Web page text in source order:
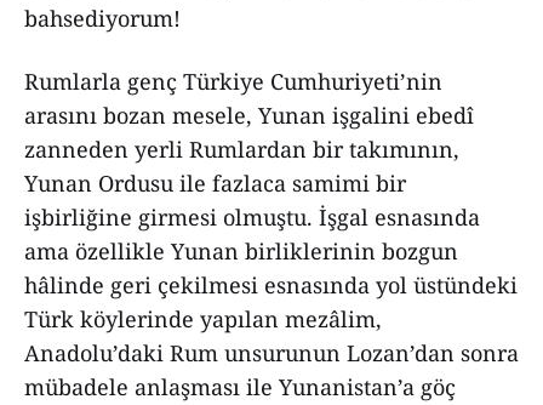
bahsediyorum!
Rumlarla genç Türkiye Cumhuriyeti’nin
arasını bozan mesele, Yunan işgalini ebedî
zanneden yerli Rumlardan bir takımının,
Yunan Ordusu ile fazlaca samimi bir
işbirliğine girmesi olmuştu. İşgal esnasında
ama özellikle Yunan birliklerinin bozgun
hâlinde geri çekilmesi esnasında yol üstündeki
Türk köylerinde yapılan mezâlim,
Anadolu’daki Rum unsurunun Lozan’dan sonra
mübadele anlaşması ile Yunanistan’a göç